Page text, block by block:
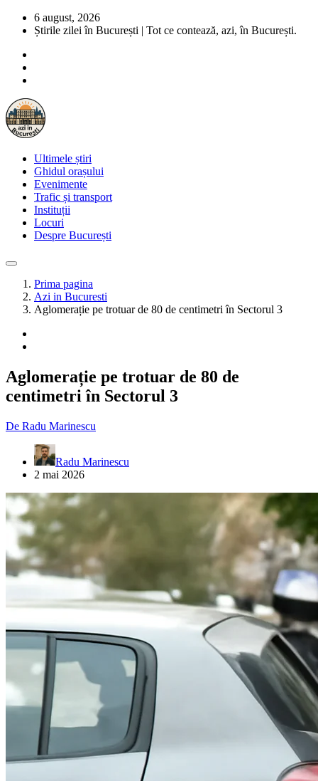
6 august, 2026
Știrile zilei în București | Tot ce contează, azi, în București.
Ultimele știri
Ghidul orașului
Evenimente
Trafic și transport
Instituții
Locuri
Despre București
Prima pagina
Azi in Bucuresti
Aglomerație pe trotuar de 80 de centimetri în Sectorul 3
Aglomerație pe trotuar de 80 de
centimetri în Sectorul 3
De Radu Marinescu
Radu Marinescu
2 mai 2026